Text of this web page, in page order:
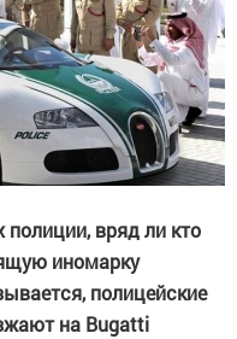
вряд ли кто
иномарку
полицейские
на Bugatti